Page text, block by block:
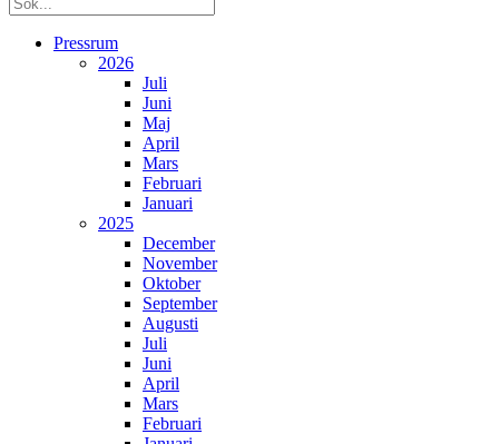
Pressrum
2026
Juli
Juni
Maj
April
Mars
Februari
Januari
2025
December
November
Oktober
September
Augusti
Juli
Juni
April
Mars
Februari